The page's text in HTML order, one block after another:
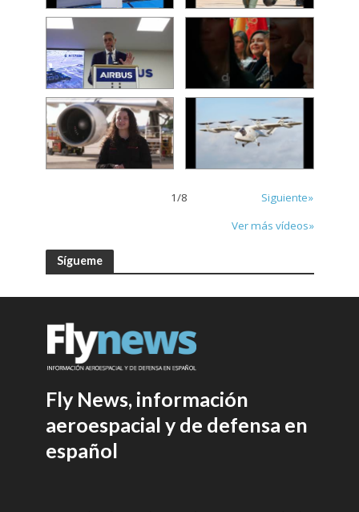
1/8
Siguiente»
Ver más vídeos»
Sígueme
Fly News, información
aeroespacial y de defensa en
español